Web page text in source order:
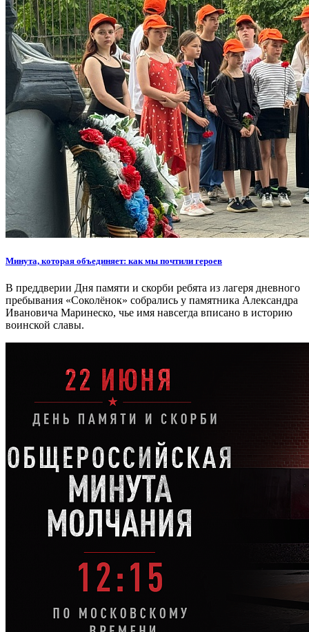
Минута, которая объединяет: как мы почтили героев
В преддверии Дня памяти и скорби ребята из лагеря дневного
пребывания «Соколёнок» собрались у памятника Александра
Ивановича Маринеско, чье имя навсегда вписано в историю
воинской славы.